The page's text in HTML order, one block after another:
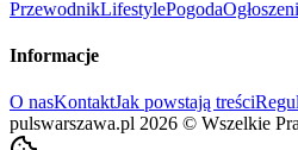
PrzewodnikLifestylePogoda
Informacje
O nasKontaktJak powstają treści
pulswarszawa.pl 2026 © Wszelkie